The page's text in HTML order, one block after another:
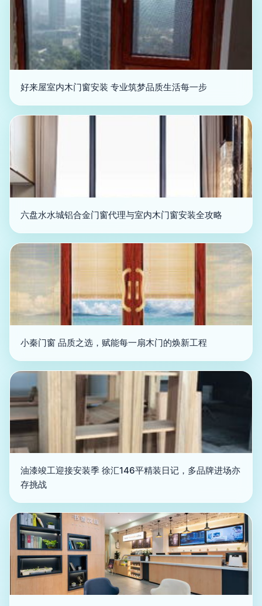
好来屋室内木门窗安装 专业筑梦品质生活每一步
六盘水水城铝合金门窗代理与室内木门窗安装全攻略
小秦门窗 品质之选，赋能每一扇木门的焕新工程
油漆竣工迎接安装季 徐汇146平精装日记，多品牌进场亦
存挑战